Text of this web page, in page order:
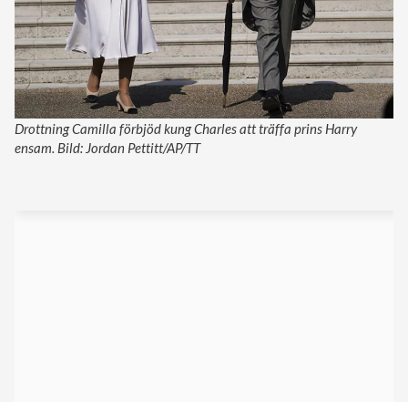
Drottning Camilla förbjöd kung Charles att träffa prins Harry
ensam. Bild: Jordan Pettitt/AP/TT